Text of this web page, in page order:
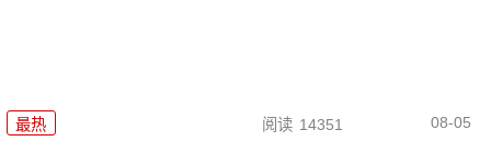
最热 阅读 14351 08-05